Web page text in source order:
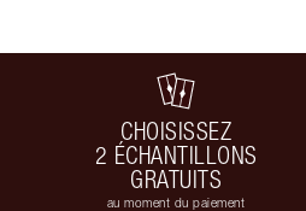
CHOISISSEZ
2 ÉCHANTILLONS
GRATUITS
au moment du paiement